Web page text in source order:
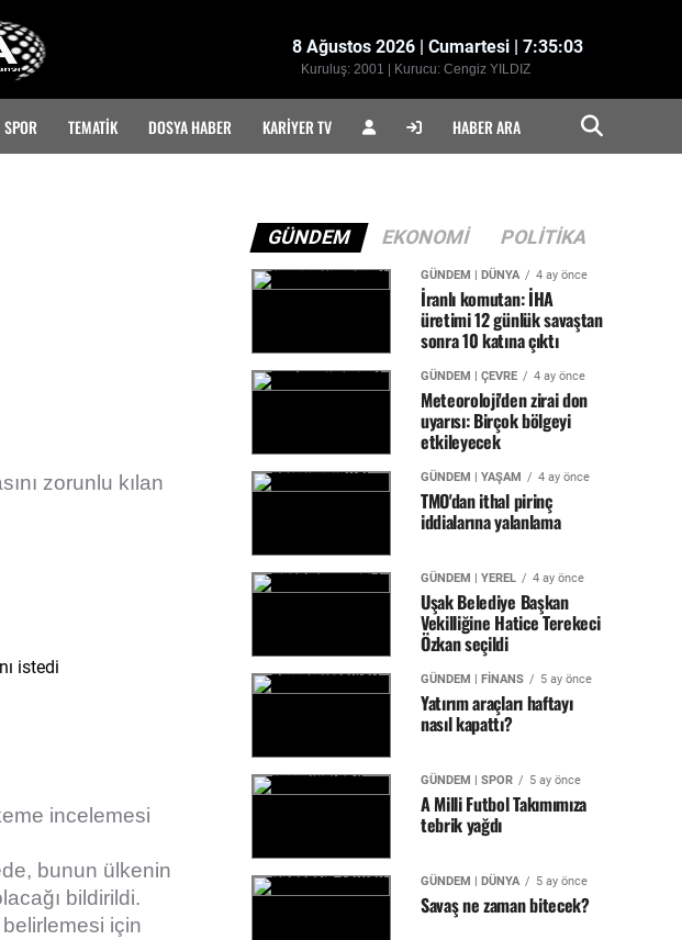
8 Ağustos 2026 | Cumartesi | 7:35:04
Kuruluş: 2001 | Kurucu: Cengiz YILDIZ
SPOR TEMATIK DOSYA HABER KARIYER TV HABER ARA
GÜNDEM EKONOMI POLITIKA
GÜNDEM | DÜNYA 4 ay önce
İranlı komutan: İHA
üretimi 12 günlük savaştan
sonra 10 katına çıktı
GÜNDEM | ÇEVRE 4 ay önce
Meteoroloji'den zirai don
uyarısı: Birçok bölgeyi
etkileyecek
GÜNDEM | YAŞAM 4 ay önce
TMO'dan ithal pirinç
iddialarına yalanlama
GÜNDEM | YEREL 4 ay önce
Uşak Belediye Başkan
Vekilliğine Hatice Terekeci
Özkan seçildi
GÜNDEM | FİNANS 5 ay önce
Yatırım araçları haftayı
nasıl kapattı?
GÜNDEM | SPOR 5 ay önce
A Milli Futbol Takımımıza
tebrik yağdı
GÜNDEM | DÜNYA 5 ay önce
Savaş ne zaman bitecek?
zorunlu kılan
incelemesi
bunun ülkenin
bildirildi.
için